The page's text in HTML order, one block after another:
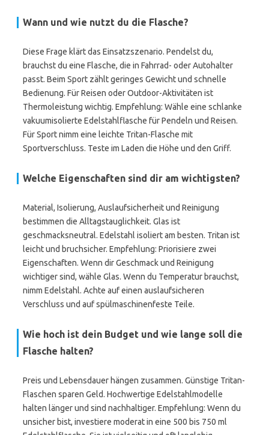
Wann und wie nutzt du die Flasche?
Diese Frage klärt das Einsatzszenario. Pendelst du,
brauchst du eine Flasche, die in Fahrrad- oder Autohalter
passt. Beim Sport zählt geringes Gewicht und schnelle
Bedienung. Für Reisen oder Outdoor-Aktivitäten ist
Thermoleistung wichtig. Empfehlung: Wähle eine schlanke
vakuumisolierte Edelstahlflasche für Pendeln und Reisen.
Für Sport nimm eine leichte Tritan-Flasche mit
Sportverschluss. Teste im Laden die Höhe und den Griff.
Welche Eigenschaften sind dir am wichtigsten?
Material, Isolierung, Auslaufsicherheit und Reinigung
bestimmen die Alltagstauglichkeit. Glas ist
geschmacksneutral. Edelstahl isoliert am besten. Tritan ist
leicht und bruchsicher. Empfehlung: Priorisiere zwei
Eigenschaften. Wenn dir Geschmack und Reinigung
wichtiger sind, wähle Glas. Wenn du Temperatur brauchst,
nimm Edelstahl. Achte auf einen auslaufsicheren
Verschluss und auf spülmaschinenfeste Teile.
Wie hoch ist dein Budget und wie lange soll die
Flasche halten?
Preis und Lebensdauer hängen zusammen. Günstige Tritan-
Flaschen sparen Geld. Hochwertige Edelstahlmodelle
halten länger und sind nachhaltiger. Empfehlung: Wenn du
unsicher bist, investiere moderat in eine 500 bis 750 ml